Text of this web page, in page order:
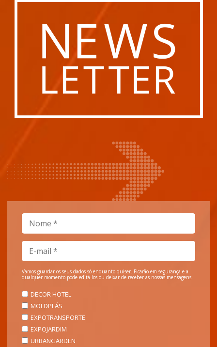
Vamos guardar os seus dados só enquanto quiser. Ficarão em segurança e a
qualquer momento pode editá-los ou deixar de receber as nossas mensagens.
DECOR HOTEL
MOLDPLÁS
EXPOTRANSPORTE
EXPOJARDIM
URBANGARDEN